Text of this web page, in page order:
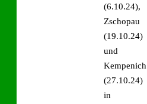
(6.10.24),
Zschopau
(19.10.24)
und
Kempenich
(27.10.24)
in